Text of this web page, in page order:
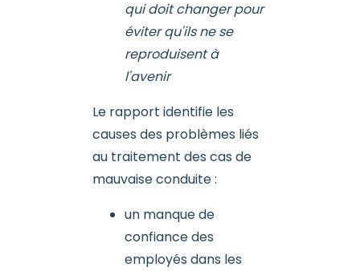
qui doit changer pour
éviter qu'ils ne se
reproduisent à
l'avenir
Le rapport identifie les
causes des problèmes liés
au traitement des cas de
mauvaise conduite :
un manque de
confiance des
employés dans les